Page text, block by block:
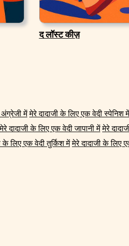
द लॉस्ट कीज़
अंग्रेजी में मेरे दादाजी के लिए एक वेदी स्पेनिश में
मेरे दादाजी के लिए एक वेदी जापानी में मेरे
के लिए एक वेदी तुर्किश में मेरे दादाजी के लिए